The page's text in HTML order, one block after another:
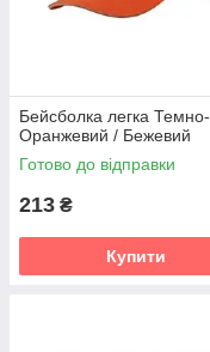
Бейсболка легка Темно-
Оранжевий / Бежевий
Готово до відправки
213 ₴
Купити